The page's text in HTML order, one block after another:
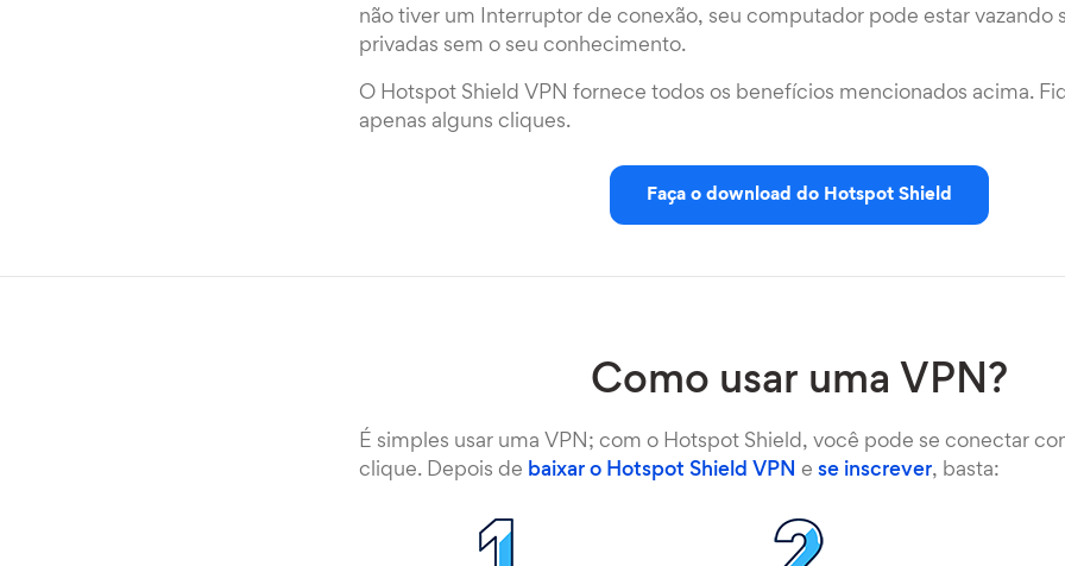
não tiver um Interruptor de conexão, seu computador pode estar vazando
privadas sem o seu conhecimento.
O Hotspot Shield VPN fornece todos os benefícios mencionados acima.
apenas alguns cliques.
Faça o download do Hotspot Shield
Como usar uma VPN?
É simples usar uma VPN; com o Hotspot Shield, você pode se conectar
clique. Depois de baixar o Hotspot Shield VPN e se inscrever, basta: